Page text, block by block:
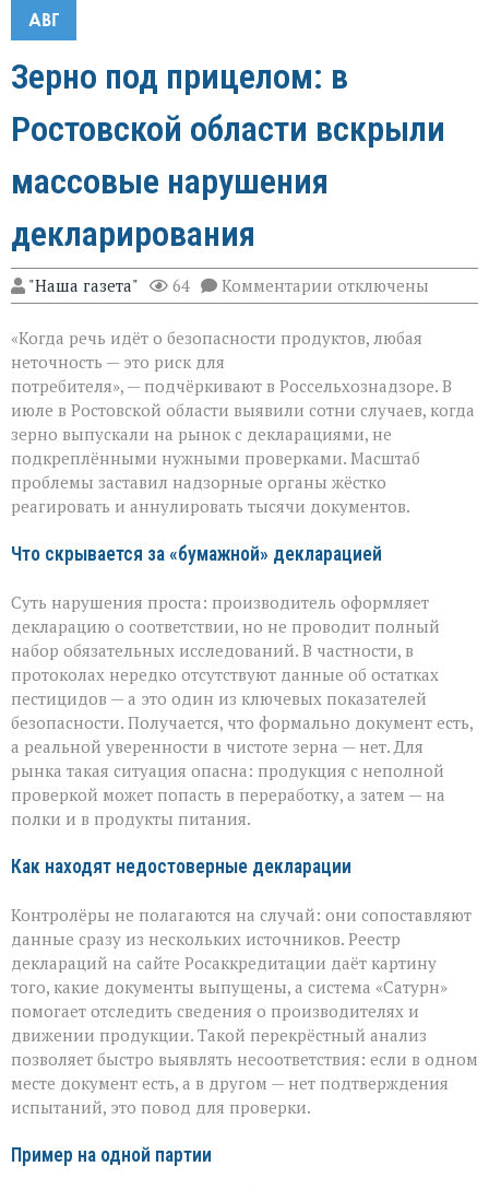
АВГ
Зерно под прицелом: в
Ростовской области вскрыли
массовые нарушения
декларирования
"Наша газета" 64 Комментарии к
записи
под
Ростовской
области
вскрыли
массовые
нарушения
декларирования
отключены
«Когда речь идёт о безопасности продуктов, любая
неточность — это риск для
потребителя», — подчёркивают в Россельхознадзоре. В
июле в Ростовской области выявили сотни случаев, когда
зерно выпускали на рынок с декларациями, не
подкреплёнными нужными проверками. Масштаб
проблемы заставил надзорные органы жёстко
реагировать и аннулировать тысячи документов.
Что скрывается за «бумажной» декларацией
Суть нарушения проста: производитель оформляет
декларацию о соответствии, но не проводит полный
набор обязательных исследований. В частности, в
протоколах нередко отсутствуют данные об остатках
пестицидов — а это один из ключевых показателей
безопасности. Получается, что формально документ есть,
а реальной уверенности в чистоте зерна — нет. Для
рынка такая ситуация опасна: продукция с неполной
проверкой может попасть в переработку, а затем — на
полки и в продукты питания.
Как находят недостоверные декларации
Контролёры не полагаются на случай: они сопоставляют
данные сразу из нескольких источников. Реестр
деклараций на сайте Росаккредитации даёт картину
того, какие документы выпущены, а система «Сатурн»
помогает отследить сведения о производителях и
движении продукции. Такой перекрёстный анализ
позволяет быстро выявлять несоответствия: если в одном
месте документ есть, а в другом — нет подтверждения
испытаний, это повод для проверки.
Пример на одной партии